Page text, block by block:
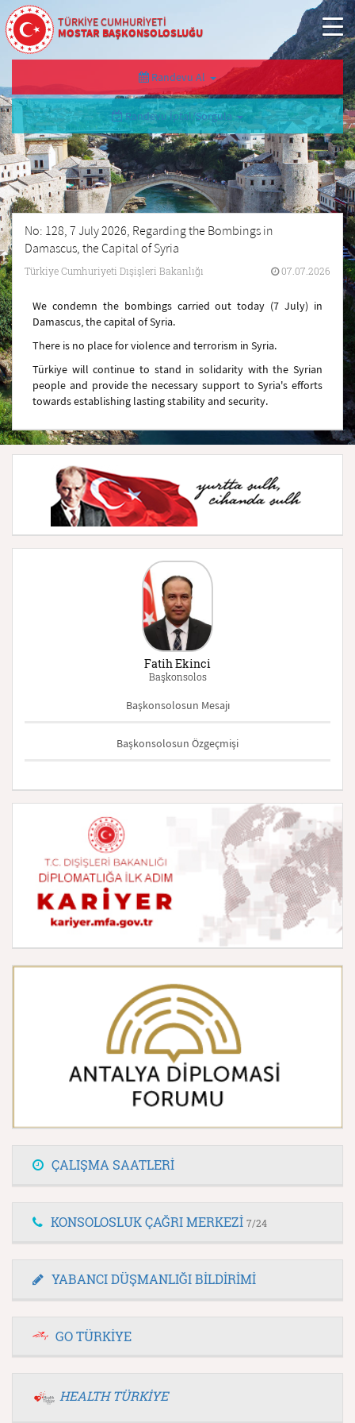
TÜRKİYE CUMHURİYETİ
MOSTAR BAŞKONSOLOSLUĞU
Randevu Al
Randevu İptal/Sorgula
No: 128, 7 July 2026, Regarding the Bombings in
Damascus, the Capital of Syria
Türkiye Cumhuriyeti Dışişleri Bakanlığı 07.07.2026
We condemn the bombings carried out today (7 July) in
Damascus, the capital of Syria.
There is no place for violence and terrorism in Syria.
Türkiye will continue to stand in solidarity with the Syrian
people and provide the necessary support to Syria's efforts
towards establishing lasting stability and security.
Fatih Ekinci
Başkonsolos
Başkonsolosun Mesajı
Başkonsolosun Özgeçmişi
ÇALIŞMA SAATLERİ
KONSOLOSLUK ÇAĞRI MERKEZİ 7/24
YABANCI DÜŞMANLIĞI BİLDİRİMİ
GO TÜRKİYE
HEALTH TÜRKİYE